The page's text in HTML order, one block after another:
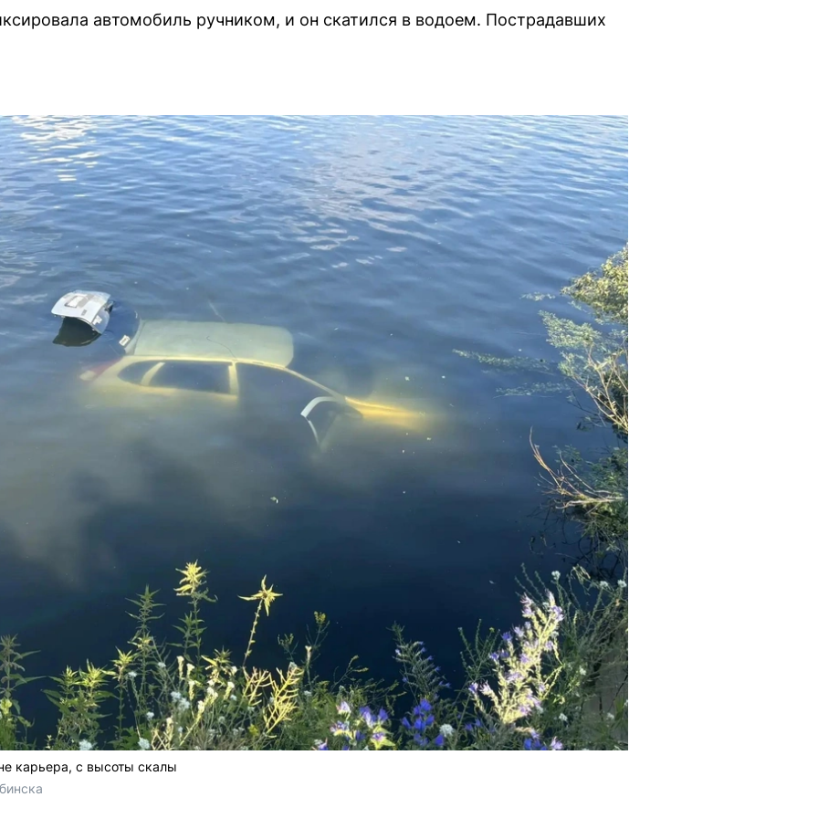
автомобиль ручником, и он скатился в водоем. Пострадавших
карьера, с высоты скалы